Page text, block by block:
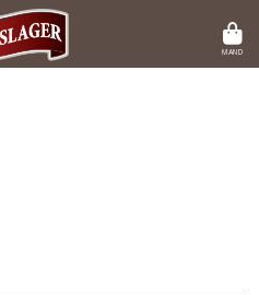
MAND